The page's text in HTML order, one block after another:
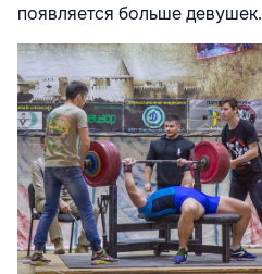
появляется больше девушек.